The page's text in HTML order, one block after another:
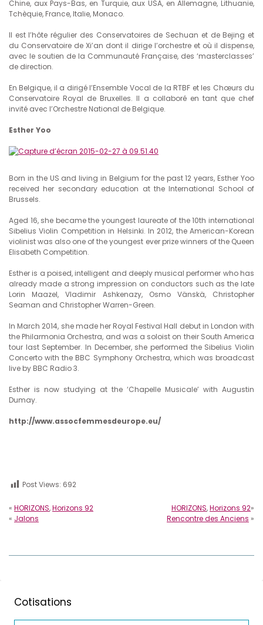
Chine, aux Pays-Bas, en Turquie, aux USA, en Allemagne, Lithuanie,
Tchèquie, France, Italie, Monaco.
Il est l’hôte régulier des Conservatoires de Sechuan et de Bejing et
du Conservatoire de Xi’an dont il dirige l’orchestre et où il dispense,
avec le soutien de la Communauté Française, des ‘masterclasses’
de direction.
En Belgique, il a dirigé l’Ensemble Vocal de la RTBF et les Chœurs du
Conservatoire Royal de Bruxelles. Il a collaboré en tant que chef
invité avec l’Orchestre National de Belgique.
Esther Yoo
Born in the US and living in Belgium for the past 12 years, Esther Yoo
received her secondary education at the International School of
Brussels.
Aged 16, she became the youngest laureate of the 10th international
Sibelius Violin Competition in Helsinki. In 2012, the American-Korean
violinist was also one of the youngest ever prize winners of the Queen
Elisabeth Competition.
Esther is a poised, intelligent and deeply musical performer who has
already made a strong impression on conductors such as the late
Lorin Maazel, Vladimir Ashkenazy, Osmo Vänskä, Christopher
Seaman and Christopher Warren-Green.
In March 2014, she made her Royal Festival Hall debut in London with
the Philarmonia Orchestra, and was a soloist on their South America
tour last September. In December, she performed the Sibelius Violin
Concerto with the BBC Symphony Orchestra, which was broadcast
live by BBC Radio 3.
Esther is now studying at the ‘Chapelle Musicale’ with Augustin
Dumay.
http://www.assocfemmesdeurope.eu/
Post Views: 692
« HORIZONS,Horizons 92
« Jalons
HORIZONS,Horizons 92»
Rencontre des Anciens »
Cotisations